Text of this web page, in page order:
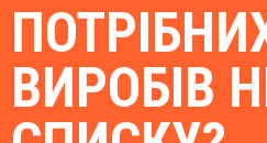
ВИРОБІВ